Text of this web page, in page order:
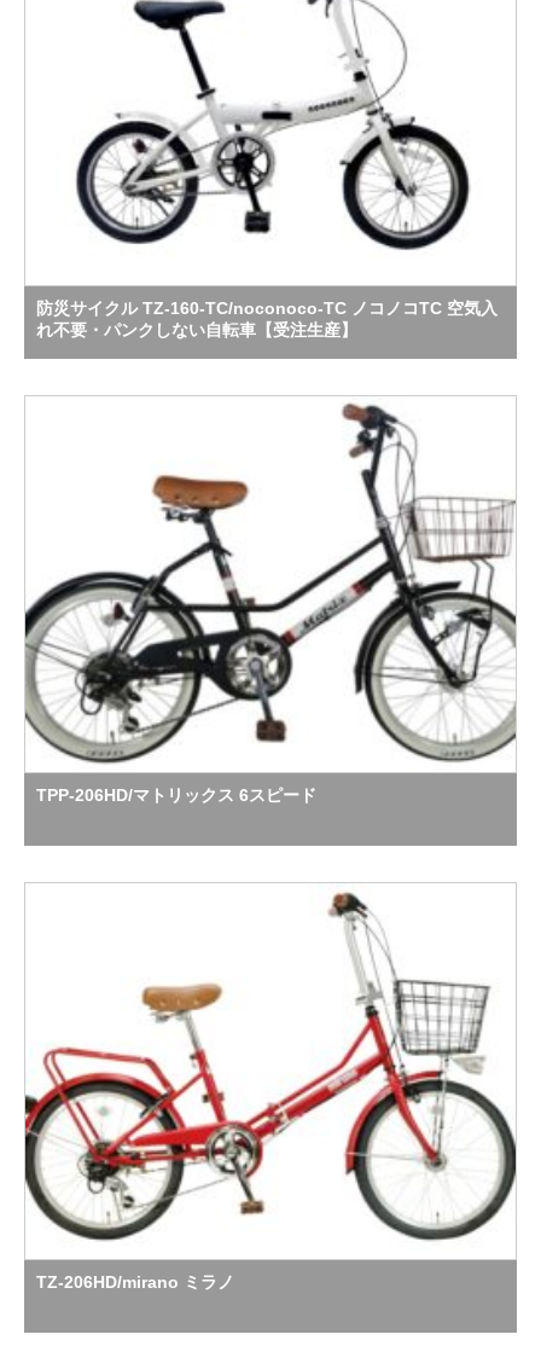
防災サイクル TZ-160-TC/noconoco-TC ノコノコTC 空気入
れ不要・パンクしない自転車【受注生産】
TPP-206HD/マトリックス 6スピード
TZ-206HD/mirano ミラノ